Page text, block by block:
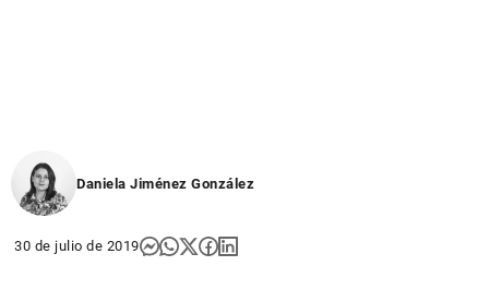
Daniela Jiménez González
30 de julio de 2019